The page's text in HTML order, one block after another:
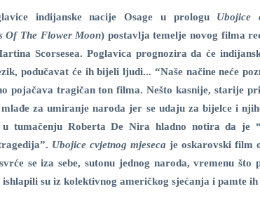
indijanske nacije Osage u prologu Ubojice
Of The Flower Moon) postavlja temelje novog filma
Scorsesea. Poglavica prognozira da će
podučavat će ih bijeli ljudi... “Naše načine neće
pojačava tragičan ton filma. Nešto kasnije, starije
mlađe za umiranje naroda jer se udaju za bijelce i
tumačenju Roberta De Nira hladno notira da je
Ubojice cvjetnog mjeseca je oskarovski film
se iza sebe, sutonu jednog naroda, vremenu što
su iz kolektivnog američkog sjećanja i pamte ih